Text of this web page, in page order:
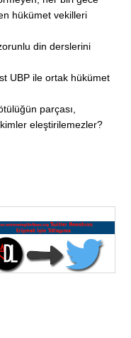
hükümet vekilleri
din derslerini
UBP ile ortak hükümet
parçası,
eleştirilemezler?